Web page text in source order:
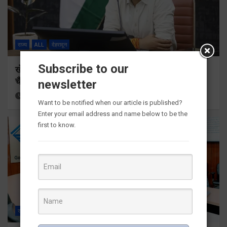
राज्य ALL देहरादून
खेल महाकुंभ 2026ः 01 सितंबर से सजेगा मुख्यमंत्री
चैंम्पियनशिप ट्रॉफी का मंच
राज्य
Subscribe to our
newsletter
Want to be notified when our article is published?
Enter your email address and name below to be the
first to know.